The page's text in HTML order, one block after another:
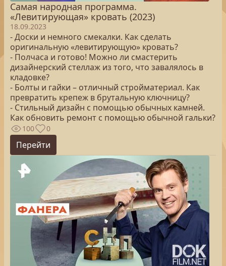
Самая народная программа.
«Левитирующая» кровать (2023)
18.09.2023
- Доски и немного смекалки. Как сделать
оригинальную «левитирующую» кровать?
- Полчаса и готово! Можно ли смастерить
дизайнерский стеллаж из того, что завалялось в
кладовке?
- Болты и гайки – отличный стройматериал. Как
превратить крепеж в брутальную ключницу?
- Стильный дизайн с помощью обычных камней.
Как обновить ремонт с помощью обычной гальки?
100 0
Перейти